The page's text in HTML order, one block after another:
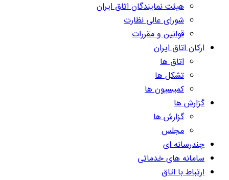
هیئت نمایندگان اتاق ایران
شورای عالی نظارت
قوانین و مقررات
ارکان اتاق ایران
اتاق ها
تشکل ها
کمیسیون ها
گزارش ها
گزارش ها
مجلس
چندرسانه ای
سامانه های خدماتی
ارتباط با اتاق